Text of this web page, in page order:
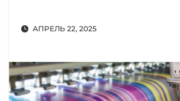
АПРЕЛЬ 22, 2025